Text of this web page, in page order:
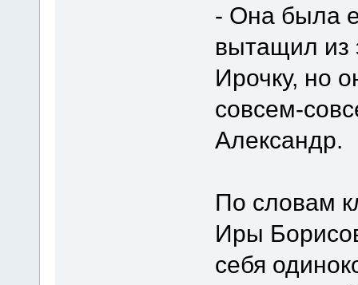
- Она была
вытащил из
Ирочку, но
совсем-
Александр.
По словам
Иры
себя